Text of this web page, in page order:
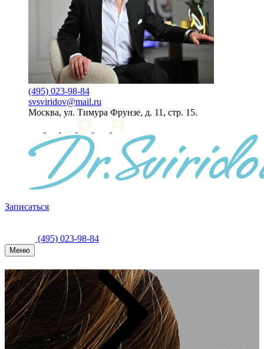
(495) 023-98-84
svsviridov@mail.ru
Москва, ул. Тимура Фрунзе, д. 11, стр. 15.
Записаться
(495) 023-98-84
Меню